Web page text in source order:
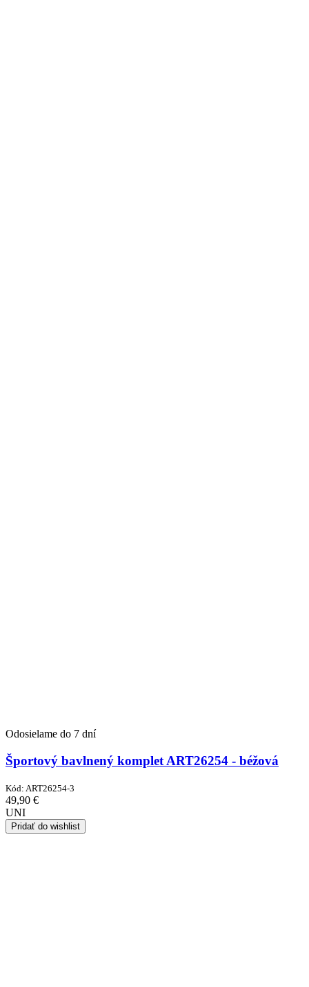
Odosielame do 7 dní
Športový bavlnený komplet ART26254 - béžová
Kód: ART26254-3
49,90 €
UNI
Pridať do wishlist